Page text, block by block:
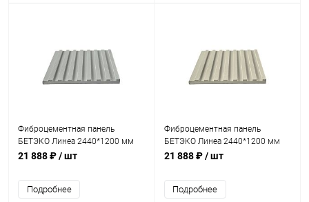
Фиброцементная панель
БЕТЭКО Линеа 2440*1200 мм
Ral 9018
21 888 ₽/ шт
Подробнее
Фиброцементная панель
БЕТЭКО Линеа 2440*1200 мм
Ral 1013
21 888 ₽/ шт
Подробнее